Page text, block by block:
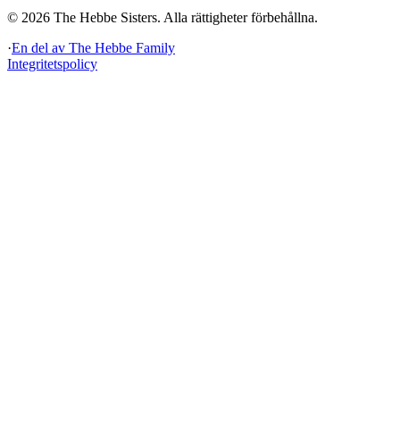
© 2026 The Hebbe Sisters. Alla rättigheter förbehållna.
·En del av The Hebbe Family
Integritetspolicy